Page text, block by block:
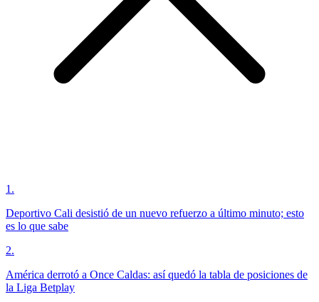
1 .
Deportivo Cali desistió de un nuevo refuerzo a último minuto; esto
es lo que sabe
2.
América derrotó a Once Caldas: así quedó la tabla de posiciones de
la Liga Betplay